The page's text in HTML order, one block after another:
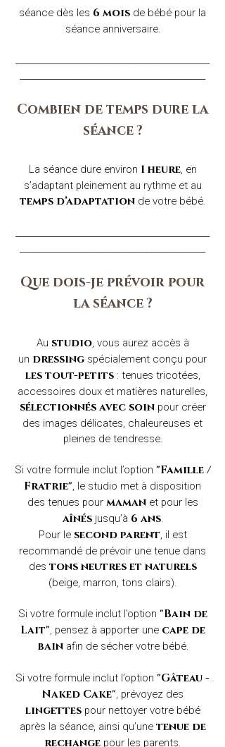
séance dès les 6 mois de bébé pour la
séance anniversaire.
______________________________________________
____________________________________________​
Combien de temps dure la
séance ?
La séance dure environ 1 heure, en
s’adaptant pleinement au rythme et au
temps d’adaptation de votre bébé.​
______________________________________________
____________________________________________​
Que dois-je prévoir pour
la séance ?
Au studio, vous aurez accès à
un dressing spécialement conçu pour
les tout-petits: tenues tricotées,
accessoires doux et matières naturelles,
sélectionnés avec soin pour créer
des images délicates, chaleureuses et
pleines de tendresse.
Si votre formule inclut l’option "Famille /
Fratrie", le studio met à disposition
des tenues pourmamanet pour les
aînésjusqu’à 6 ans.
Pour le second parent, il est
recommandé de prévoir une tenue dans
des tons neutres et naturels
(beige, marron, tons clairs).
Si votre formule inclut l'option "Bain de
Lait", pensez à apporter une cape de
bainafin de sécher votre bébé.
Si votre formule inclut l’option "Gâteau -
Naked Cake", prévoyez des
lingettespour nettoyer votre bébé
après la séance, ainsi qu’unetenue de
rechange pour les parents.